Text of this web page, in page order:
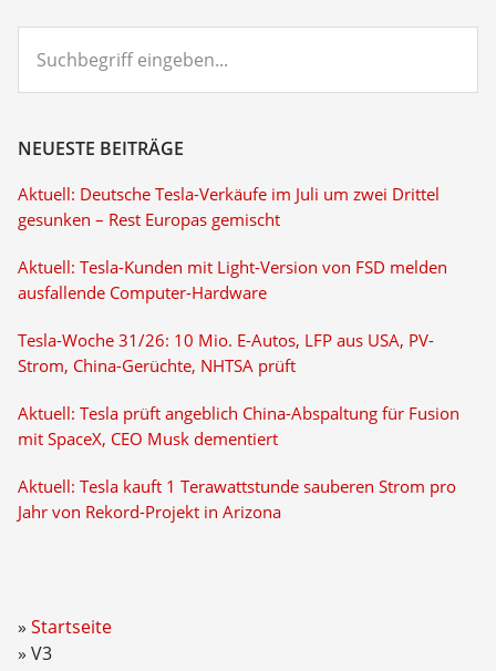
eingeben...
NEUESTE BEITRÄGE
Aktuell: Deutsche Tesla-Verkäufe im Juli um zwei Drittel
gesunken – Rest Europas gemischt
Aktuell: Tesla-Kunden mit Light-Version von FSD melden
ausfallende Computer-Hardware
Tesla-Woche 31/26: 10 Mio. E-Autos, LFP aus USA, PV-
Strom, China-Gerüchte, NHTSA prüft
Aktuell: Tesla prüft angeblich China-Abspaltung für Fusion
mit SpaceX, CEO Musk dementiert
Aktuell: Tesla kauft 1 Terawattstunde sauberen Strom pro
Jahr von Rekord-Projekt in Arizona
Startseite
V3